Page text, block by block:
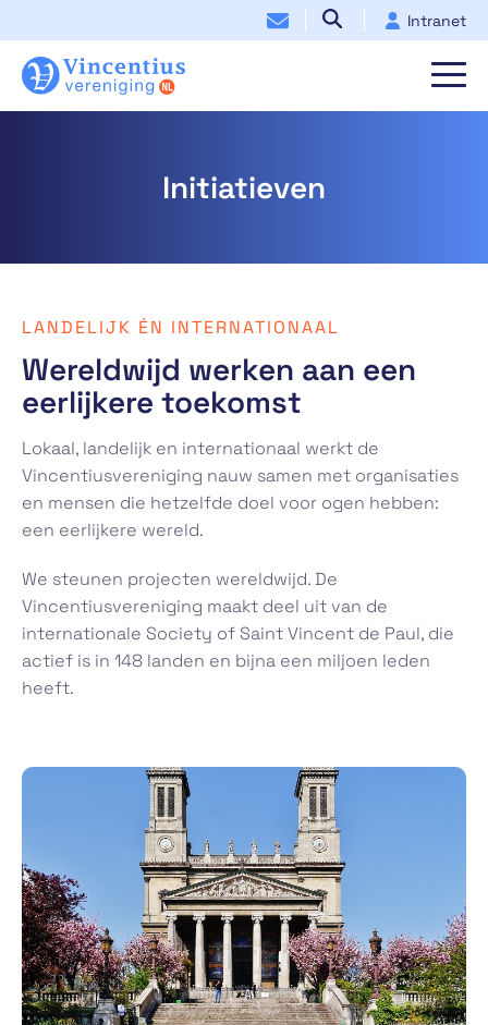
Intranet
Initiatieven
LANDELIJK ÉN INTERNATIONAAL
Wereldwijd werken aan een
eerlijkere toekomst
Lokaal, landelijk en internationaal werkt de
Vincentiusvereniging nauw samen met organisaties
en mensen die hetzelfde doel voor ogen hebben:
een eerlijkere wereld.
We steunen projecten wereldwijd. De
Vincentiusvereniging maakt deel uit van de
internationale Society of Saint Vincent de Paul, die
actief is in 148 landen en bijna een miljoen leden
heeft.